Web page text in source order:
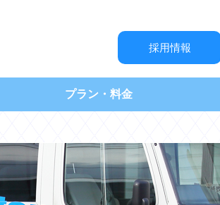
採用情報
プラン・料金